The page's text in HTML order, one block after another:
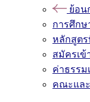
ย้อน
การศึกษ
หลักสูตร
สมัครเข้
ค่าธรรม
คณะแล